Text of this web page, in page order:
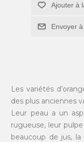
Ajouter à
Envoyer
Les variétés
des plus anciennes
Leur peau a un
rugueuse, leur
beaucoup de jus,